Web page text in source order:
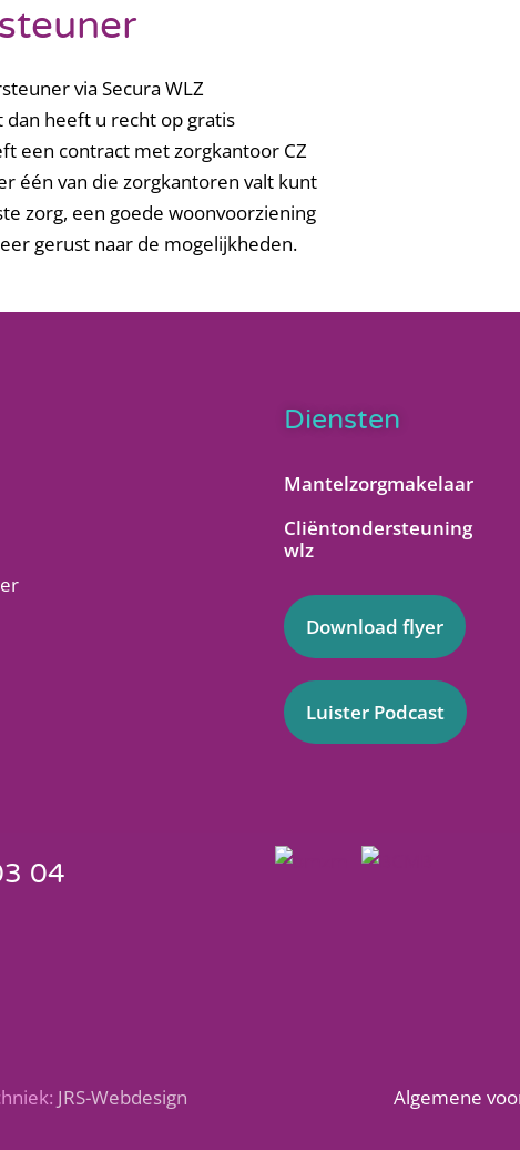
via Secura WLZ
heeft u recht op gratis
een contract met zorgkantoor CZ
één van die zorgkantoren valt kunt
zorg, een goede woonvoorziening
gerust naar de mogelijkheden.
Diensten
Mantelzorgmakelaar
Cliëntondersteuning
wlz
Download flyer
Luister Podcast
04
JRS-Webdesign Algemene